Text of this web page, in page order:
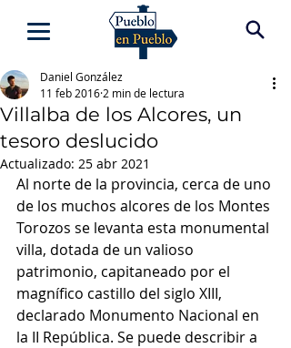
Villalba de los Alcores, un
tesoro deslucido
Daniel González
11 feb 2016 2 min de lectura
Actualizado: 25 abr 2021
Al norte de la provincia, cerca de uno
de los muchos alcores de los Montes
Torozos se levanta esta monumental
villa, dotada de un valioso
patrimonio, capitaneado por el
magnífico castillo del siglo XIII,
declarado Monumento Nacional en
la II República. Se puede describir a